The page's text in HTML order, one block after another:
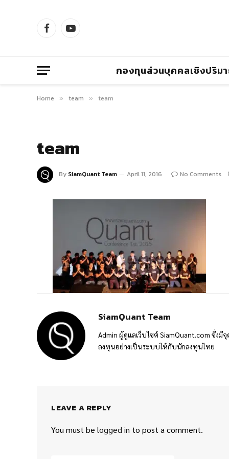
FacebookYouTube
กองทุนส่วนบุคคลเชิงปริม
Home » team » team
team
By SiamQuant Team April 11, 2016 No Comments
SiamQuant Team
Admin ผู้ดูแลเว็บไซต์ SiamQuant.com ซึ่ง
ลงทุนอย่างเป็นระบบให้กับนักลงทุนไทย
LEAVE A REPLY
You must be logged in to post a comment.